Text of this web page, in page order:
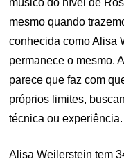
músico do nível de
mesmo quando
conhecida como Alisa
permanece o mesmo.
parece que faz com
próprios limites,
técnica ou experiência.
Alisa Weilerstein tem